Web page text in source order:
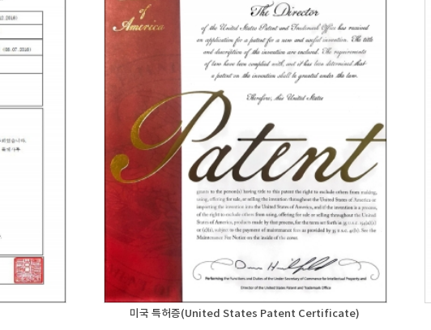
미국 특허증(United States Patent Certificate)